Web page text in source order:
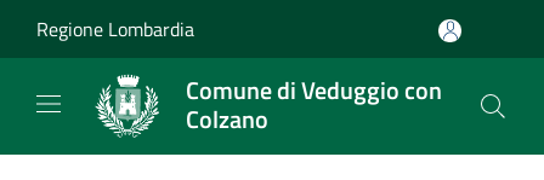
Regione Lombardia
Comune di Veduggio con
Colzano